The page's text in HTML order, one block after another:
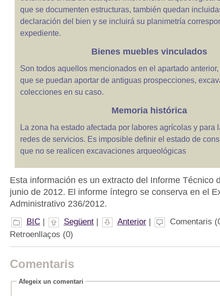
que se documenten estructuras, también quedan
declaración del bien y se incluirá su planimetría
expediente.
Bienes muebles vinculados
Son todos aquellos mencionados en el apartado
que se puedan aportar de antiguas prospecciones,
colecciones en su caso.
Memoria histórica
La zona ha estado afectada por labores agrícolas y para
redes de servicios. Es imposible definir el estado de
que no se realicen excavaciones arqueológicas
Esta información es un extracto del Informe Técnico
junio de 2012. El informe íntegro se conserva en el
Administrativo 236/2012.
BIC| Següent| Anterior|
Comentaris
Retroenllaços (0)
Comentaris
Afegeix un comentari